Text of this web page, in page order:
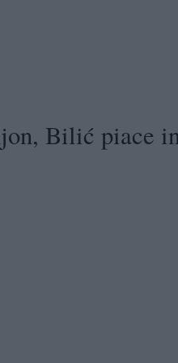
Bilić piace